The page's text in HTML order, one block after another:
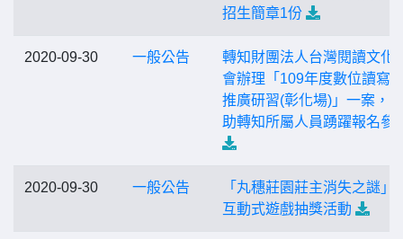
招生簡章1份
2020-09-30 一般公告
轉知財團法人台灣閱讀文化
會辦理「109年度數位讀寫
推廣研習(彰化場)」一案，
助轉知所屬人員踴躍報名參
2020-09-30 一般公告
「丸穗莊園莊主消失之謎」
互動式遊戲抽獎活動